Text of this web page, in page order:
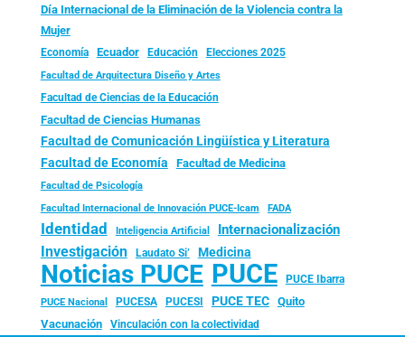
Día Internacional de la Eliminación de la Violencia contra la
Mujer
Economía Ecuador Educación Elecciones 2025
Facultad de Arquitectura Diseño y Artes
Facultad de Ciencias de la Educación
Facultad de Ciencias Humanas
Facultad de Comunicación Lingüística y Literatura
Facultad de Economía Facultad de Medicina
Facultad de Psicología
Facultad Internacional de Innovación PUCE-Icam FADA
Identidad Inteligencia Artificial Internacionalización
Investigación Laudato Si’ Medicina
Noticias PUCE PUCE PUCE Ibarra
PUCE Nacional PUCESA PUCESI PUCE TEC
Quito
Vacunación
Vinculación con la colectividad